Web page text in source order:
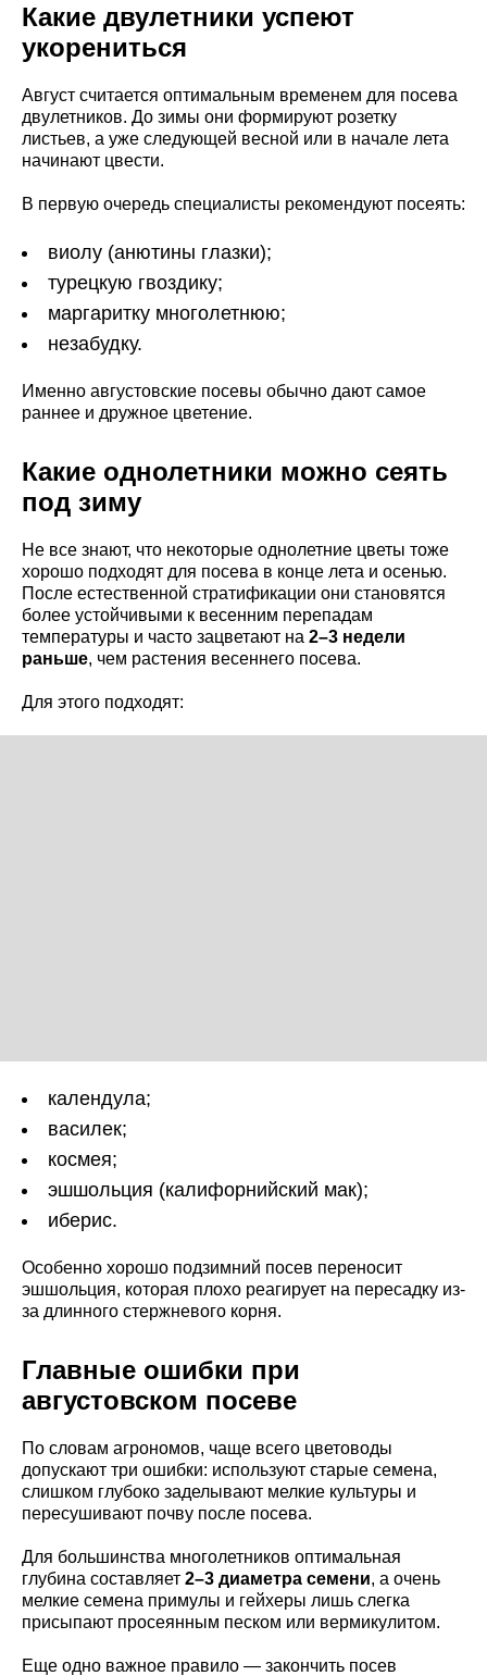
Какие двулетники успеют
укорениться
Август считается оптимальным временем для посева
двулетников. До зимы они формируют розетку
листьев, а уже следующей весной или в начале лета
начинают цвести.
В первую очередь специалисты рекомендуют посеять:
виолу (анютины глазки);
турецкую гвоздику;
маргаритку многолетнюю;
незабудку.
Именно августовские посевы обычно дают самое
раннее и дружное цветение.
Какие однолетники можно сеять
под зиму
Не все знают, что некоторые однолетние цветы тоже
хорошо подходят для посева в конце лета и осенью.
После естественной стратификации они становятся
более устойчивыми к весенним перепадам
температуры и часто зацветают на 2–3 недели
раньше, чем растения весеннего посева.
Для этого подходят:
календула;
василек;
космея;
эшшольция (калифорнийский мак);
иберис.
Особенно хорошо подзимний посев переносит
эшшольция, которая плохо реагирует на пересадку из-
за длинного стержневого корня.
Главные ошибки при
августовском посеве
По словам агрономов, чаще всего цветоводы
допускают три ошибки: используют старые семена,
слишком глубоко заделывают мелкие культуры и
пересушивают почву после посева.
Для большинства многолетников оптимальная
глубина составляет 2–3 диаметра семени, а очень
мелкие семена примулы и гейхеры лишь слегка
присыпают просеянным песком или вермикулитом.
Еще одно важное правило — закончить посев